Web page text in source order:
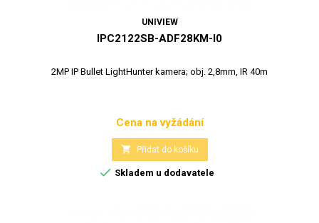
UNIVIEW
IPC2122SB-ADF28KM-I0
2MP IP Bullet LightHunter kamera; obj. 2,8mm, IR 40m
Cena
Cena na vyžádání
 Přidat do košíku
 Skladem u dodavatele